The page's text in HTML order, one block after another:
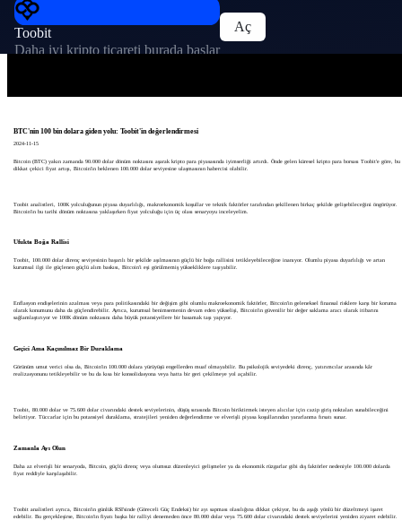
Toobit
Daha iyi kripto ticareti burada başlar
Aç
BTC'nin 100 bin dolara giden yolu: Toobit'in değerlendirmesi
2024-11-15
Bitcoin (BTC) yakın zamanda 90.000 dolar dönüm noktasını aşarak kripto para piyasasında iyimserliği artırdı. Önde gelen küresel kripto para borsası Toobit'e göre, bu
dikkat çekici fiyat artışı, Bitcoin'in beklenen 100.000 dolar seviyesine ulaşmasının habercisi olabilir.
Toobit analistleri, 100K yolculuğunun piyasa duyarlılığı, makroekonomik koşullar ve teknik faktörler tarafından şekillenen birkaç şekilde gelişebileceğini öngörüyor.
Bitcoin'in bu tarihi dönüm noktasına yaklaşırken fiyat yolculuğu için üç olası senaryoyu inceleyelim.
Ufukta Boğa Rallisi
Toobit, 100.000 dolar direnç seviyesinin başarılı bir şekilde aşılmasının güçlü bir boğa rallisini tetikleyebileceğine inanıyor. Olumlu piyasa duyarlılığı ve artan
kurumsal ilgi ile güçlenen güçlü alım baskısı, Bitcoin'i eşi görülmemiş yüksekliklere taşıyabilir.
Enflasyon endişelerinin azalması veya para politikasındaki bir değişim gibi olumlu makroekonomik faktörler, Bitcoin'in geleneksel finansal risklere karşı bir koruma
olarak konumunu daha da güçlendirebilir. Ayrıca, kurumsal benimsemenin devam eden yükselişi, Bitcoin'in güvenilir bir değer saklama aracı olarak itibarını
sağlamlaştırıyor ve 100K dönüm noktasını daha büyük potansiyellere bir basamak taşı yapıyor.
Geçici Ama Kaçınılmaz Bir Duraklama
Görünüm umut verici olsa da, Bitcoin'in 100.000 dolara yürüyüşü engellerden muaf olmayabilir. Bu psikolojik seviyedeki direnç, yatırımcılar arasında kâr
realizasyonunu tetikleyebilir ve bu da kısa bir konsolidasyona veya hatta bir geri çekilmeye yol açabilir.
Toobit, 80.000 dolar ve 75.600 dolar civarındaki destek seviyelerinin, düşüş sırasında Bitcoin biriktirmek isteyen alıcılar için cazip giriş noktaları sunabileceğini
belirtiyor. Tüccarlar için bu potansiyel duraklama, stratejileri yeniden değerlendirme ve elverişli piyasa koşullarından yararlanma fırsatı sunar.
Zamanla Ayı Olun
Daha az elverişli bir senaryoda, Bitcoin, güçlü direnç veya olumsuz düzenleyici gelişmeler ya da ekonomik rüzgarlar gibi dış faktörler nedeniyle 100.000 dolarda
fiyat reddiyle karşılaşabilir.
Toobit analistleri ayrıca, Bitcoin'in günlük RSI'sinde (Göreceli Güç Endeksi) bir ayı sapması olasılığına dikkat çekiyor, bu da aşağı yönlü bir düzeltmeyi işaret
edebilir. Bu gerçekleşirse, Bitcoin'in fiyatı başka bir ralliyi denemeden önce 80.000 dolar veya 75.600 dolar civarındaki destek seviyelerini yeniden ziyaret edebilir.